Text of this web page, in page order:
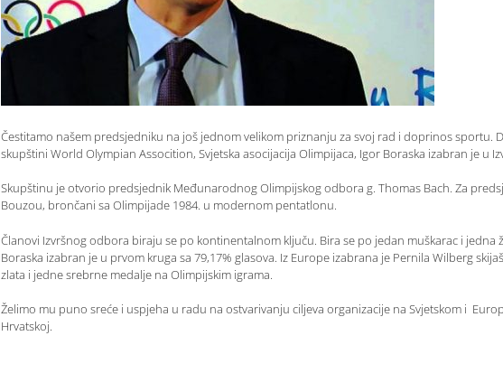
Čestitamo našem predsjedniku na još jednom velikom priznanju za svoj rad i doprinos sportu.
skupštini World Olympian Assocition, Svjetska asocijacija Olimpijaca, Igor Boraska izabran je u
Skupštinu je otvorio predsjednik Međunarodnog Olimpijskog odbora g. Thomas Bach. Za
Bouzou, brončani sa Olimpijade 1984. u modernom pentatlonu.
Članovi Izvršnog odbora biraju se po kontinentalnom ključu. Bira se po jedan muškarac i jedna
Boraska izabran je u prvom kruga sa 79,17% glasova. Iz Europe izabrana je Pernila Wilberg
zlata i jedne srebrne medalje na Olimpijskim igrama.
Želimo mu puno sreće i uspjeha u radu na ostvarivanju ciljeva organizacije na Svjetskom i
Hrvatskoj.